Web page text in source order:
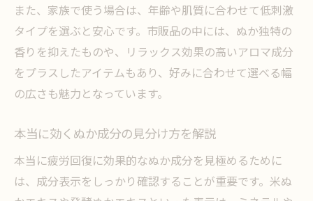
また、家族で使う場合は、年齢や肌質に合わせて低刺激
タイプを選ぶと安心です。市販品の中には、ぬか独特の
香りを抑えたものや、リラックス効果の高いアロマ成分
をプラスしたアイテムもあり、好みに合わせて選べる幅
の広さも魅力となっています。
本当に効くぬか成分の見分け方を解説
本当に疲労回復に効果的なぬか成分を見極めるために
は、成分表示をしっかり確認することが重要です。米ぬ